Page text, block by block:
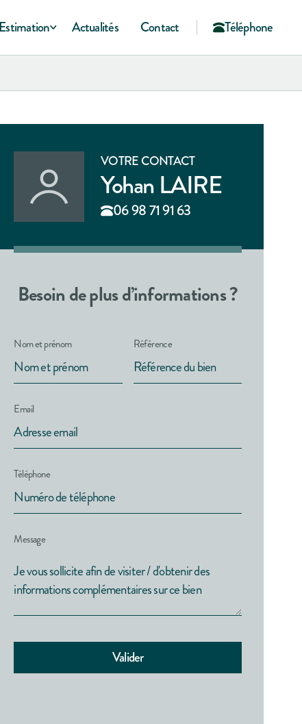
Estimation Actualités Contact Téléphone
VOTRE CONTACT
Yohan LAIRE
06 98 71 91 63
Besoin de plus d’informations ?
Nom et prénom Référence
Email
Téléphone
Message